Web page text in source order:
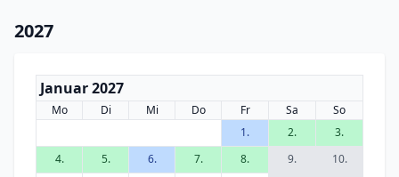
2027
Januar 2027
Mo Di Mi Do Fr Sa
So
1.
2.
3.
4.
5. 6. 7. 8. 9.
10.